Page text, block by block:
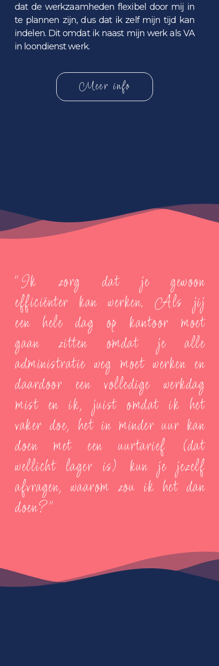
dat de werkzaamheden flexibel door mij in
te plannen zijn, dus dat ik zelf mijn tijd kan
indelen. Dit omdat ik naast mijn werk als VA
in loondienst werk.
Meer info
“Ik zorg dat je gewoon
efficiënter kan werken. Als jij
een hele dag op kantoor moet
gaan zitten omdat je alle
administratie weg moet werken en
daardoor een volledige werkdag
mist en ik, juist omdat ik het
vaker doe, het in minder uur kan
doen met een uurtarief (dat
wellicht lager is) kun je jezelf
afvragen, waarom zou ik het dan
doen?”